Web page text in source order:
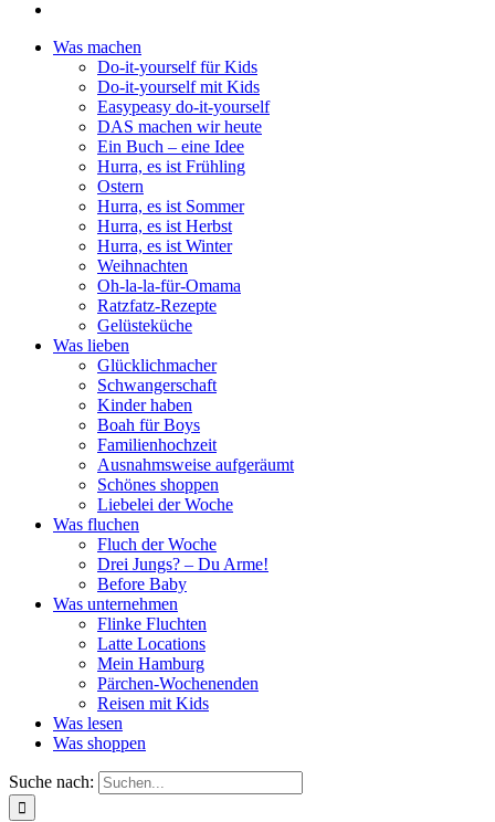
Was machen
Do-it-yourself für Kids
Do-it-yourself mit Kids
Easypeasy do-it-yourself
DAS machen wir heute
Ein Buch – eine Idee
Hurra, es ist Frühling
Ostern
Hurra, es ist Sommer
Hurra, es ist Herbst
Hurra, es ist Winter
Weihnachten
Oh-la-la-für-Omama
Ratzfatz-Rezepte
Gelüsteküche
Was lieben
Glücklichmacher
Schwangerschaft
Kinder haben
Boah für Boys
Familienhochzeit
Ausnahmsweise aufgeräumt
Schönes shoppen
Liebelei der Woche
Was fluchen
Fluch der Woche
Drei Jungs? – Du Arme!
Before Baby
Was unternehmen
Flinke Fluchten
Latte Locations
Mein Hamburg
Pärchen-Wochenenden
Reisen mit Kids
Was lesen
Was shoppen
Suche nach: